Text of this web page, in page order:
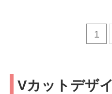
1
Vカットデザ